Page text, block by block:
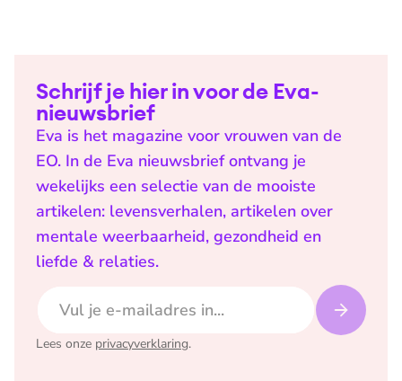
Schrijf je hier in voor de Eva-
nieuwsbrief
Eva is het magazine voor vrouwen van de
EO. In de Eva nieuwsbrief ontvang je
wekelijks een selectie van de mooiste
artikelen: levensverhalen, artikelen over
mentale weerbaarheid, gezondheid en
liefde & relaties.
Lees onze privacyverklaring.